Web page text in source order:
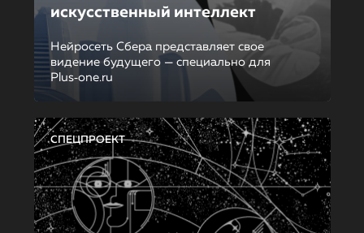
искусственный интеллект
Нейросеть Сбера представляет свое
видение будущего — специально для
Plus‑one.ru
СПЕЦПРОЕКТ